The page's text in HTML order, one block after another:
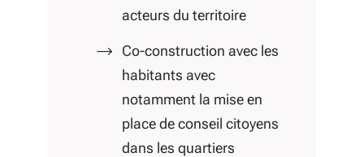
acteurs du territoire
Co-construction avec les
habitants avec
notamment la mise en
place de conseil citoyens
dans les quartiers